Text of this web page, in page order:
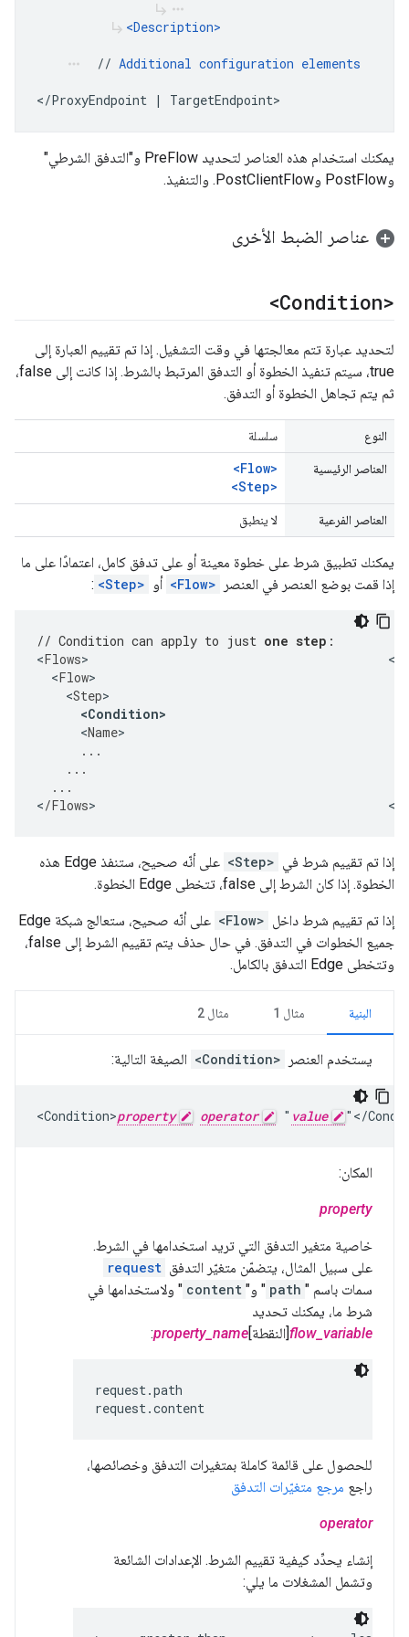
subdirectory_arrow_right more_horiz
subdirectory_arrow_right <Description>
more_horiz
  //
Additional configuration elements
</ProxyEndpoint | TargetEndpoint>
يمكنك استخدام هذه العناصر لتحديد PreFlow و"التدفق الشرطي"
وPostFlow وPostClientFlow. والتنفيذ.
عناصر الضبط الأخرى
<Condition>
لتحديد عبارة تتم معالجتها في وقت التشغيل. إذا تم تقييم العبارة إلى
true، سيتم تنفيذ الخطوة أو التدفق المرتبط بالشرط. إذا كانت إلى false،
ثم يتم تجاهل الخطوة أو التدفق.
النوع سلسلة
العناصر الرئيسية
<Flow>
<Step>
العناصر الفرعية لا ينطبق
يمكنك تطبيق شرط على خطوة معينة أو على تدفق كامل، اعتمادًا على ما
إذا قمت بوضع العنصر في العنصر
<Flow> أو <Step>
:
// Condition can apply to just one step :        //
<Flows> <
<Flow>
<Step>
<Condition>
<Name>
...
...
...
</Flows> <
إذا تم تقييم شرط في <Step>
على أنّه صحيح، ستنفذ Edge هذه
الخطوة. إذا كان الشرط إلى false، تتخطى Edge الخطوة.
إذا تم تقييم شرط داخل <Flow>
على أنّه صحيح، ستعالج شبكة Edge
جميع الخطوات في التدفق. في حال حذف يتم تقييم الشرط إلى false،
وتتخطى Edge التدفق بالكامل.
البنية مثال 1 مثال 2
يستخدم العنصر <Condition> الصيغة التالية:
<Condition>property operator " value "</
المكان:
property
خاصية متغير التدفق التي تريد استخدامها في الشرط.
على سبيل المثال، يتضمّن متغيّر التدفق request
سمات باسم " path " و" content " ولاستخدامها في
شرط ما، يمكنك تحديد
flow_variable[النقطة]property_name
:
request.path
request.content
للحصول على قائمة كاملة بمتغيرات التدفق وخصائصها،
راجع مرجع متغيّرات التدفق
operator
إنشاء يحدِّد كيفية تقييم الشرط. الإعدادات الشائعة
وتشمل المشغلات ما يلي: